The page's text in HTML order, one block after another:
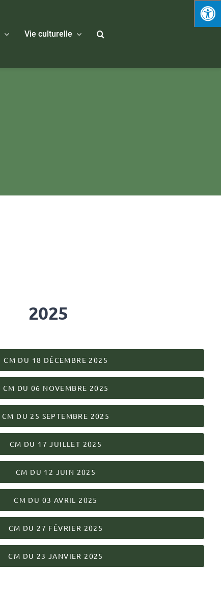
Vie culturelle
2025
CM DU 18 DÉCEMBRE 2025
CM DU 06 NOVEMBRE 2025
CM DU 25 SEPTEMBRE 2025
CM DU 17 JUILLET 2025
CM DU 12 JUIN 2025
CM DU 03 AVRIL 2025
CM DU 27 FÉVRIER 2025
CM DU 23 JANVIER 2025